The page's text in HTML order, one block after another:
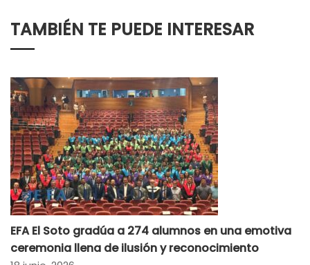
TAMBIÉN TE PUEDE INTERESAR
EFA El Soto gradúa a 274 alumnos en una emotiva
ceremonia llena de ilusión y reconocimiento